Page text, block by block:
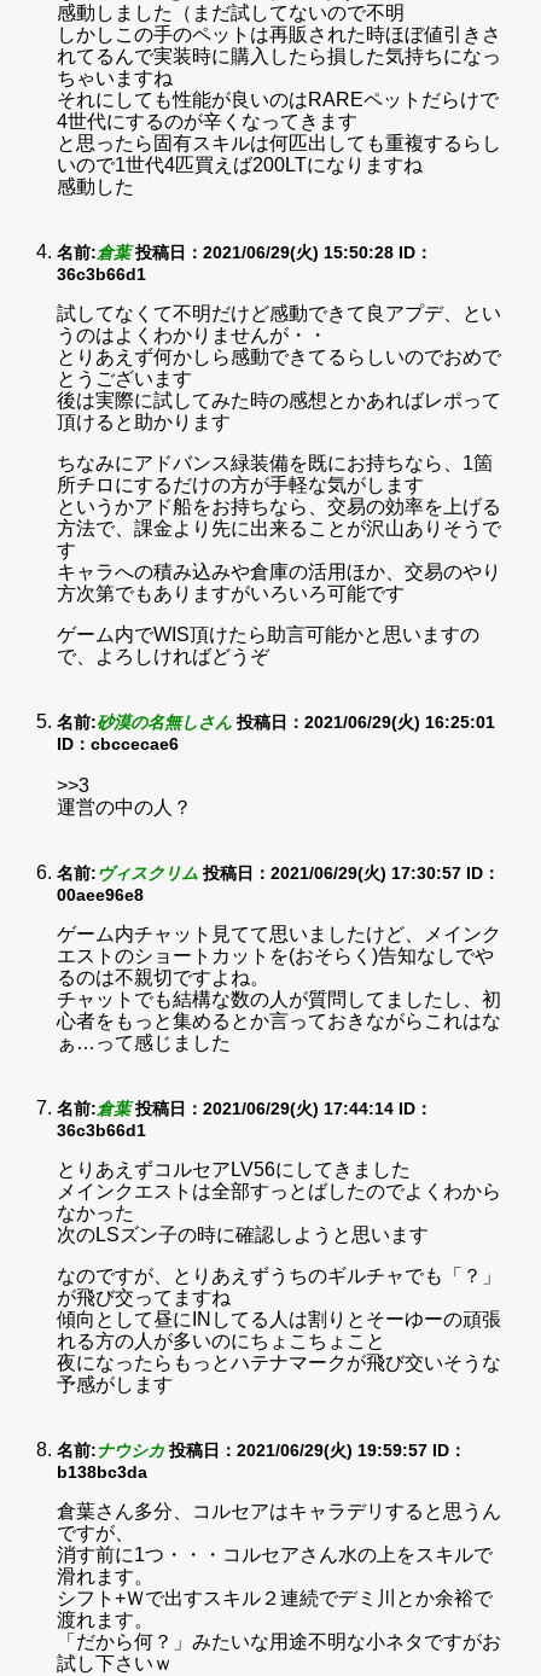
感動しました（まだ試してないので不明
しかしこの手のペットは再販された時ほぼ値引きさ
れてるんで実装時に購入したら損した気持ちになっ
ちゃいますね
それにしても性能が良いのはRAREペットだらけで
4世代にするのが辛くなってきます
と思ったら固有スキルは何匹出しても重複するらし
いので1世代4匹買えば200LTになりますね
感動した
名前:倉葉 投稿日：2021/06/29(火) 15:50:28 ID：
36c3b66d1
試してなくて不明だけど感動できて良アプデ、とい
うのはよくわかりませんが・・
とりあえず何かしら感動できてるらしいのでおめで
とうございます
後は実際に試してみた時の感想とかあればレポって
頂けると助かります
ちなみにアドバンス緑装備を既にお持ちなら、1箇
所チロにするだけの方が手軽な気がします
というかアド船をお持ちなら、交易の効率を上げる
方法で、課金より先に出来ることが沢山ありそうで
す
キャラへの積み込みや倉庫の活用ほか、交易のやり
方次第でもありますがいろいろ可能です
ゲーム内でWIS頂けたら助言可能かと思いますの
で、よろしければどうぞ
名前:砂漠の名無しさん 投稿日：2021/06/29(火) 16:25:01
ID：cbccecae6
>>3
運営の中の人？
名前:ヴィスクリム 投稿日：2021/06/29(火) 17:30:57 ID：
00aee96e8
ゲーム内チャット見てて思いましたけど、メインク
エストのショートカットを(おそらく)告知なしでや
るのは不親切ですよね。
チャットでも結構な数の人が質問してましたし、初
心者をもっと集めるとか言っておきながらこれはな
ぁ…って感じました
名前:倉葉 投稿日：2021/06/29(火) 17:44:14 ID：
36c3b66d1
とりあえずコルセアLV56にしてきました
メインクエストは全部すっとばしたのでよくわから
なかった
次のLSズン子の時に確認しようと思います
なのですが、とりあえずうちのギルチャでも「？」
が飛び交ってますね
傾向として昼にINしてる人は割りとそーゆーの頑張
れる方の人が多いのにちょこちょこと
夜になったらもっとハテナマークが飛び交いそうな
予感がします
名前:ナウシカ 投稿日：2021/06/29(火) 19:59:57 ID：
b138bc3da
倉葉さん多分、コルセアはキャラデリすると思うん
ですが、
消す前に1つ・・・コルセアさん水の上をスキルで
滑れます。
シフト+Ｗで出すスキル２連続でデミ川とか余裕で
渡れます。
「だから何？」みたいな用途不明な小ネタですがお
試し下さいｗ